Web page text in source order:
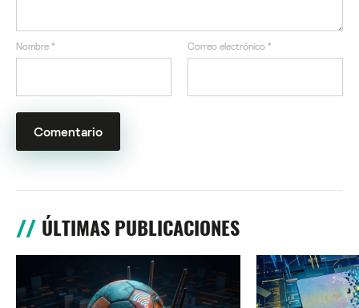
Nombre * Correo electrónico *
ÚLTIMAS PUBLICACIONES